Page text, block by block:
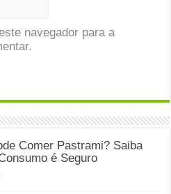
navegador para a
Comer Pastrami? Saiba
é Seguro